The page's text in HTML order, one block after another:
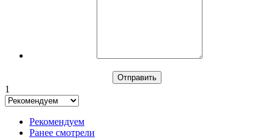
1
Рекомендуем
Ранее смотрели